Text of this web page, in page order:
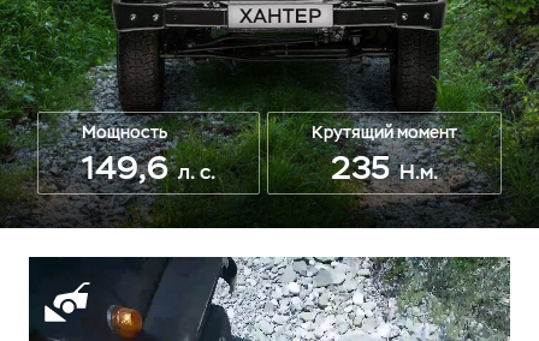
Мощность
149,6 л. с.
Крутящий момент
235 Н.м.